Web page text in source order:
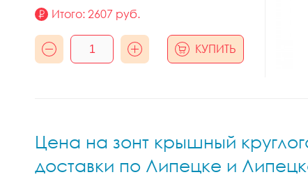
Итого: 2607 руб.
КУПИТЬ
Цена на зонт крышный
доставки по Липецке и